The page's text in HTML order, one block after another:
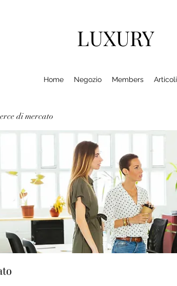
LUXURY
Home Negozio Members Articoli
di mercato